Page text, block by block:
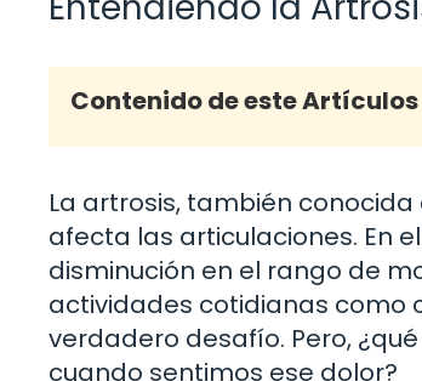
Contenido de este Artículos
La artrosis, también
afecta las articulaciones. En
disminución en el rango de
actividades cotidianas como
verdadero desafío. Pero,
cuando sentimos ese dolor?